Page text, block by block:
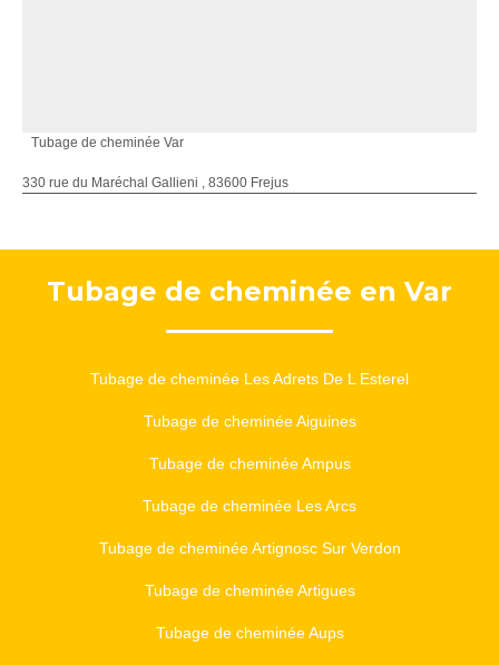
Tubage de cheminée Var
330 rue du Maréchal Gallieni , 83600 Frejus
Tubage de cheminée en Var
Tubage de cheminée Les Adrets De L Esterel
Tubage de cheminée Aiguines
Tubage de cheminée Ampus
Tubage de cheminée Les Arcs
Tubage de cheminée Artignosc Sur Verdon
Tubage de cheminée Artigues
Tubage de cheminée Aups